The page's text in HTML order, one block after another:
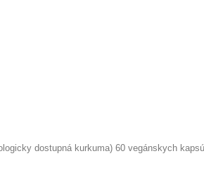
dostupná kurkuma) 60 vegánskych